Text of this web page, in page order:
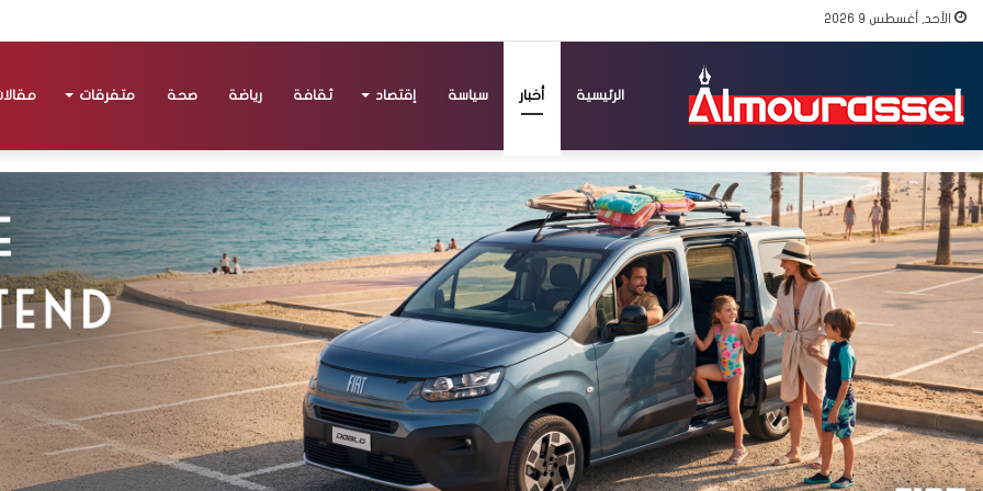
الأحد, أغسطس 9 2026
الرئيسية أخبار سياسة إقتصاد ثقافة رياضة صحة متفرقات